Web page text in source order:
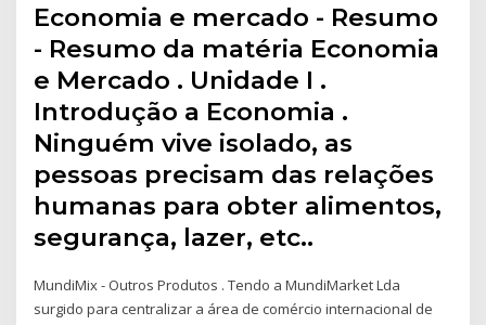
Economia e mercado - Resumo
- Resumo da matéria Economia
e Mercado . Unidade I .
Introdução a Economia .
Ninguém vive isolado, as
pessoas precisam das relações
humanas para obter alimentos,
segurança, lazer, etc..
MundiMix - Outros Produtos . Tendo a MundiMarket Lda
surgido para centralizar a área de comércio internacional de